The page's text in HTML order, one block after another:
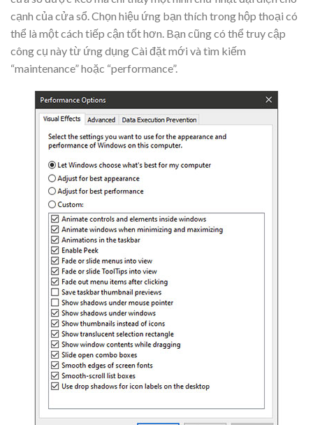
cạnh của cửa sổ. Chọn hiệu ứng bạn thích trong hộp thoại có
thể là một cách tiếp cận tốt hơn. Bạn cũng có thể truy cập
công cụ này từ ứng dụng Cài đặt mới và tìm kiếm
“maintenance” hoặc “performance”.